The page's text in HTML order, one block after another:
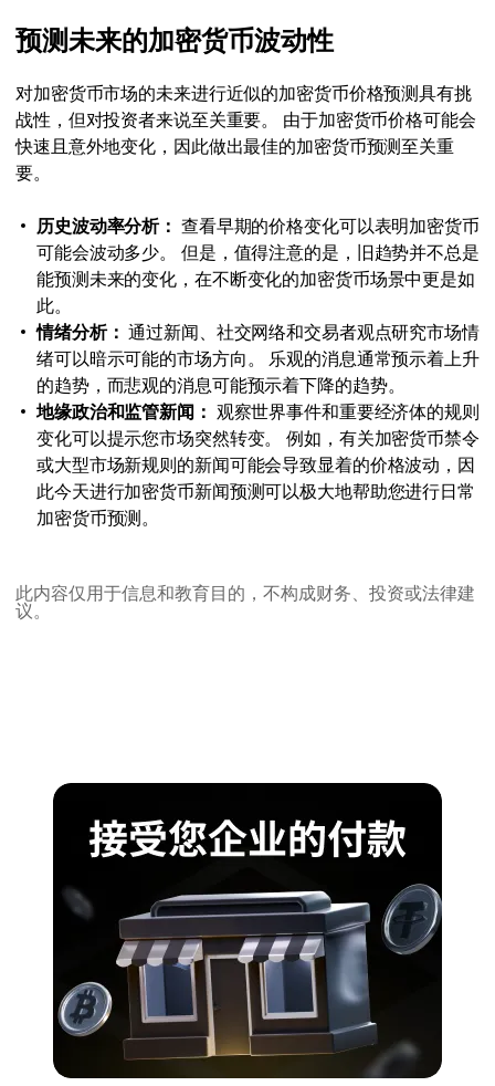
预测未来的加密货币波动性
对加密货币市场的未来进行近似的加密货币价格预测具有挑
战性，但对投资者来说至关重要。 由于加密货币价格可能会
快速且意外地变化，因此做出最佳的加密货币预测至关重
要。
历史波动率分析： 查看早期的价格变化可以表明加密货币
可能会波动多少。 但是，值得注意的是，旧趋势并不总是
能预测未来的变化，在不断变化的加密货币场景中更是如
此。
情绪分析： 通过新闻、社交网络和交易者观点研究市场情
绪可以暗示可能的市场方向。 乐观的消息通常预示着上升
的趋势，而悲观的消息可能预示着下降的趋势。
地缘政治和监管新闻： 观察世界事件和重要经济体的规则
变化可以提示您市场突然转变。 例如，有关加密货币禁令
或大型市场新规则的新闻可能会导致显着的价格波动，因
此今天进行加密货币新闻预测可以极大地帮助您进行日常
加密货币预测。
此内容仅用于信息和教育目的，不构成财务、投资或法律建
议。